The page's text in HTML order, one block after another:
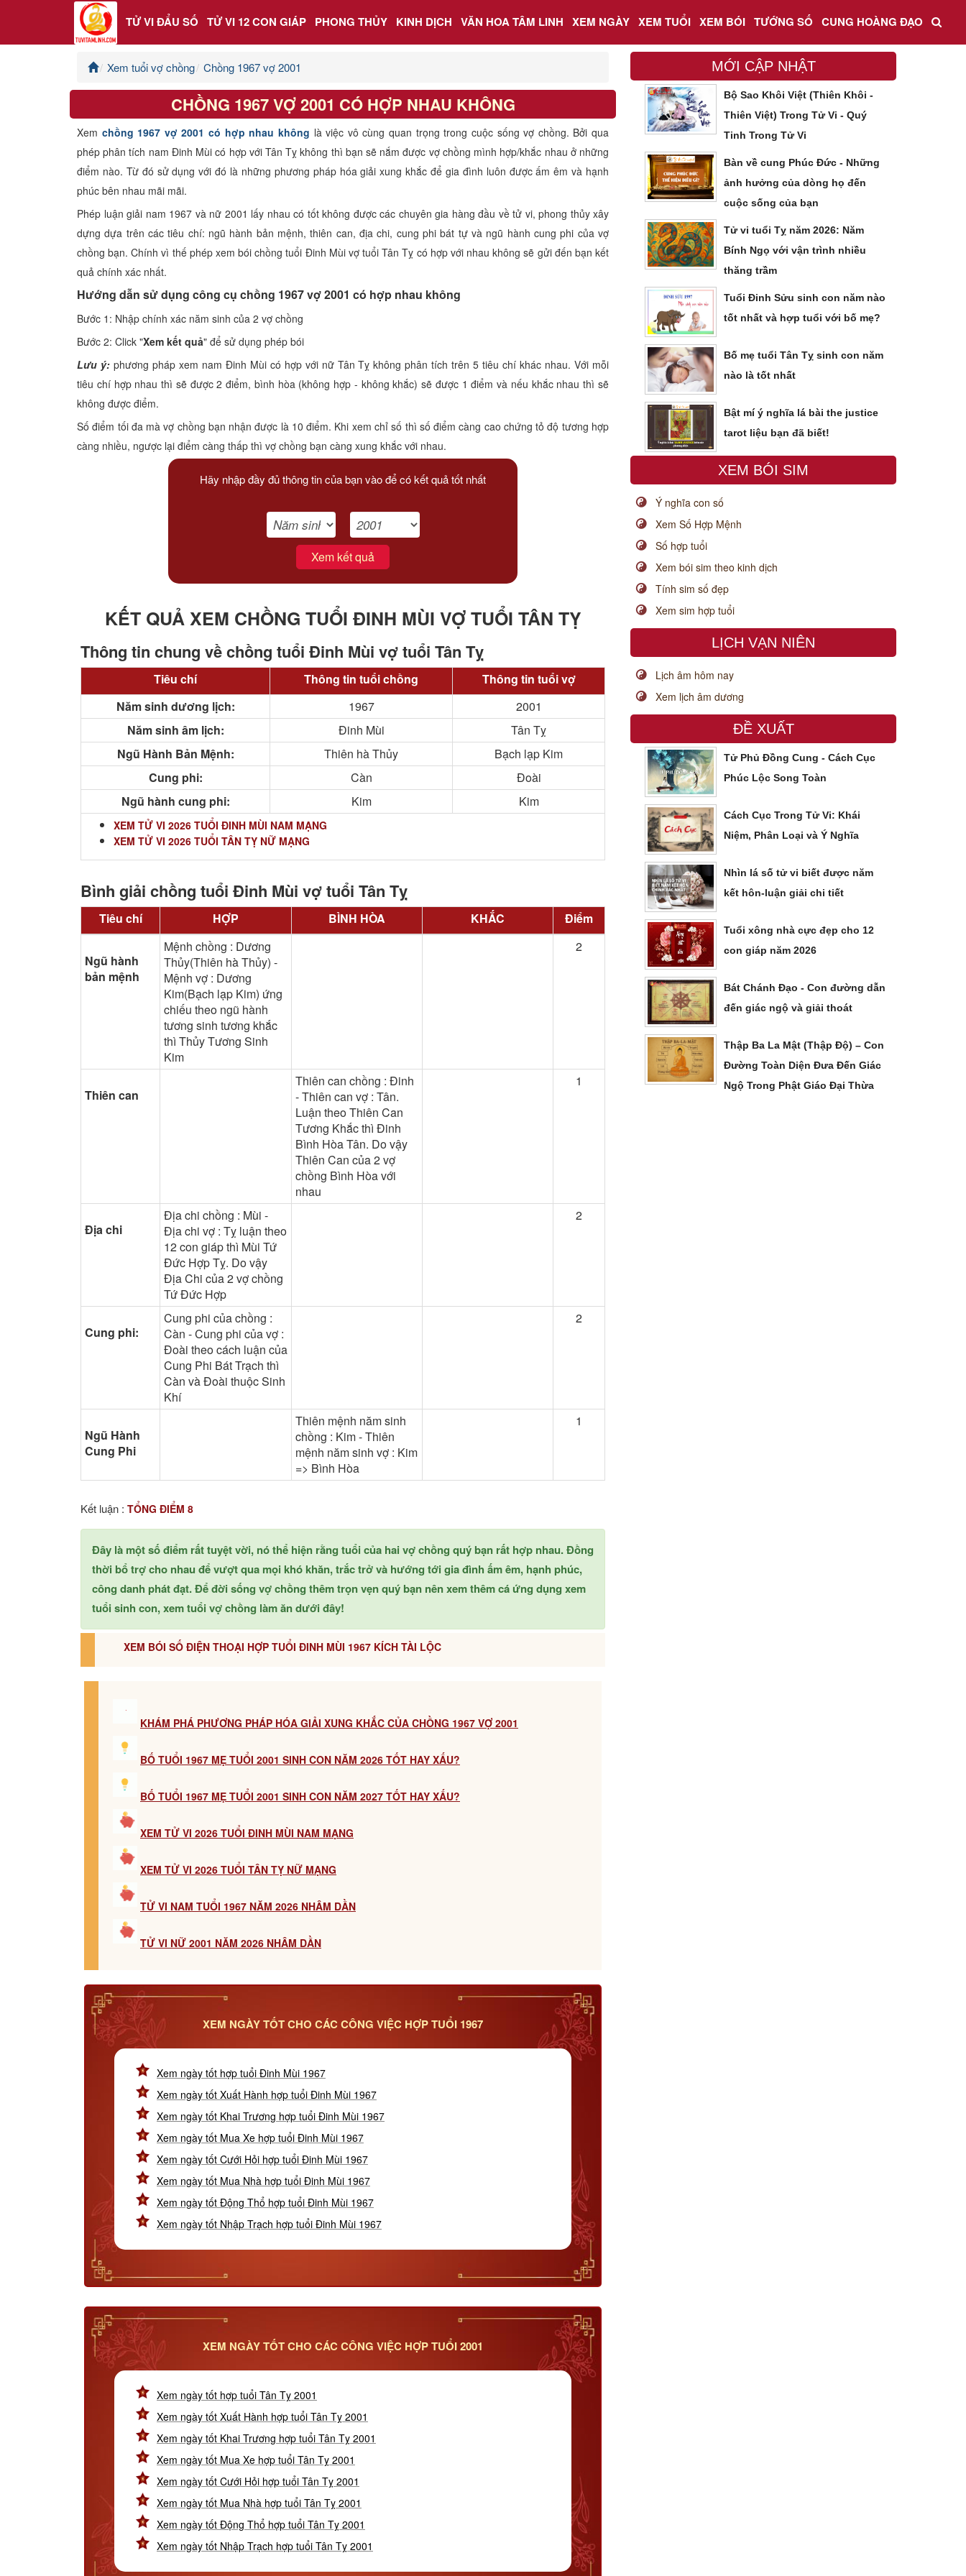
TỬ VI ĐẨU SỐ TỬ VI 12 CON GIÁP PHONG THỦY KINH DỊCH VĂN HOA TÂM LINH XEM NGÀY XEM TUỔI XEM BÓI TƯỚNG SỐ CUNG HOÀNG ĐẠO
Tử Vi Đẩu Số
Tử Vi 12 Con Giáp
Văn Hoa Tâm linh
Cung hoàng đạo
Xem tuổi vợ chồng Chồng 1967 vợ 2001
CHỒNG 1967 VỢ 2001 CÓ HỢP NHAU KHÔNG
Xem chồng 1967 vợ 2001 có hợp nhau không là việc vô cùng quan trọng trong cuộc sống vợ chồng. Bởi qua
phép phân tích nam Đinh Mùi có hợp với Tân Tỵ không thì bạn sẽ nắm được vợ chồng mình hợp/khắc nhau ở những
điểm nào. Từ đó sử dụng với đó là những phương pháp hóa giải xung khắc để gia đình luôn được ấm êm và hạnh
phúc bên nhau mãi mãi.
Phép luận giải nam 1967 và nữ 2001 lấy nhau có tốt không được các chuyên gia hàng đầu về tử vi, phong thủy xây
dựng dựa trên các tiêu chí: ngũ hành bản mệnh, thiên can, địa chi, cung phi bát tự và ngũ hành cung phi của vợ
chồng bạn. Chính vì thế phép xem bói chồng tuổi Đinh Mùi vợ tuổi Tân Tỵ có hợp với nhau không sẽ gửi đến bạn kết
quả chính xác nhất.
Hướng dẫn sử dụng công cụ chồng 1967 vợ 2001 có hợp nhau không
Bước 1: Nhập chính xác năm sinh của 2 vợ chồng
Bước 2: Click "Xem kết quả" để sử dụng phép bói
Lưu ý:phương pháp xem nam Đinh Mùi có hợp với nữ Tân Tỵ không phân tích trên 5 tiêu chí khác nhau. Với mỗi
tiêu chí hợp nhau thì sẽ được 2 điểm, bình hòa (không hợp - không khắc) sẽ được 1 điểm và nếu khắc nhau thì sẽ
không được điểm.
Số điểm tối đa mà vợ chồng bạn nhận được là 10 điểm. Khi xem chỉ số thì số điểm càng cao chứng tỏ độ tương hợp
càng nhiều, ngược lại điểm càng thấp thì vợ chồng bạn càng xung khắc với nhau.
Hãy nhập đầy đủ thông tin của bạn vào để có kết quả tốt nhất
Xem kết quả
KẾT QUẢ XEM CHỒNG TUỔI ĐINH MÙI VỢ TUỔI TÂN TỴ
Thông tin chung về chồng tuổi Đinh Mùi vợ tuổi Tân Tỵ
Tiêu chí Thông tin tuổi chồng
Thông tin tuổi vợ
Năm sinh dương lịch:
1967
2001
Năm sinh âm lịch:
Đinh Mùi
Tân Tỵ
Ngũ Hành Bản Mệnh:
Thiên hà Thủy
Bạch lạp Kim
Cung phi:
Càn
Đoài
Ngũ hành cung phi:
Kim Kim
XEM TỬ VI 2026 TUỔI ĐINH MÙI NAM MẠNG
XEM TỬ VI 2026 TUỔI TÂN TỴ NỮ MẠNG
Bình giải chồng tuổi Đinh Mùi vợ tuổi Tân Tỵ
Tiêu chí HỢP BÌNH HÒA KHẮC Điểm
Ngũ hành
bản mệnh
Mệnh chồng : Dương
Thủy(Thiên hà Thủy) -
Mệnh vợ : Dương
Kim(Bạch lạp Kim) ứng
chiếu theo ngũ hành
tương sinh tương khắc
thì Thủy Tương Sinh
Kim
2
Thiên can
Thiên can chồng : Đinh
- Thiên can vợ : Tân.
Luận theo Thiên Can
Tương Khắc thì Đinh
Bình Hòa Tân. Do vậy
Thiên Can của 2 vợ
chồng Bình Hòa với
nhau
1
Địa chi
Địa chi chồng : Mùi -
Địa chi vợ : Tỵ luận theo
12 con giáp thì Mùi Tứ
Đức Hợp Tỵ. Do vậy
Địa Chi của 2 vợ chồng
Tứ Đức Hợp
2
Cung phi:
Cung phi của chồng :
Càn - Cung phi của vợ :
Đoài theo cách luận của
Cung Phi Bát Trạch thì
Càn và Đoài thuộc Sinh
Khí
2
Ngũ Hành
Cung Phi
Thiên mệnh năm sinh
chồng : Kim - Thiên
mệnh năm sinh vợ : Kim
=> Bình Hòa
1
Kết luận : TỔNG ĐIỂM 8
Đây là một số điểm rất tuyệt vời, nó thể hiện rằng tuổi của hai vợ chồng quý bạn rất hợp nhau. Đồng
thời bổ trợ cho nhau để vượt qua mọi khó khăn, trắc trở và hướng tới gia đình ấm êm, hạnh phúc,
công danh phát đạt. Để đời sống vợ chồng thêm trọn vẹn quý bạn nên xem thêm cá ứng dụng xem
tuổi sinh con, xem tuổi vợ chồng làm ăn dưới đây!
XEM BÓI SỐ ĐIỆN THOẠI HỢP TUỔI ĐINH MÙI 1967 KÍCH TÀI LỘC
KHÁM PHÁ PHƯƠNG PHÁP HÓA GIẢI XUNG KHẮC CỦA CHỒNG 1967 VỢ 2001
BỐ TUỔI 1967 MẸ TUỔI 2001 SINH CON NĂM 2026 TỐT HAY XẤU?
BỐ TUỔI 1967 MẸ TUỔI 2001 SINH CON NĂM 2027 TỐT HAY XẤU?
XEM TỬ VI 2026 TUỔI ĐINH MÙI NAM MẠNG
XEM TỬ VI 2026 TUỔI TÂN TỴ NỮ MẠNG
TỬ VI NAM TUỔI 1967 NĂM 2026 NHÂM DẦN
TỬ VI NỮ 2001 NĂM 2026 NHÂM DẦN
XEM NGÀY TỐT CHO CÁC CÔNG VIỆC HỢP TUỔI 1967
Xem ngày tốt hợp tuổi Đinh Mùi 1967
Xem ngày tốt Xuất Hành hợp tuổi Đinh Mùi 1967
Xem ngày tốt Khai Trương hợp tuổi Đinh Mùi 1967
Xem ngày tốt Mua Xe hợp tuổi Đinh Mùi 1967
Xem ngày tốt Cưới Hỏi hợp tuổi Đinh Mùi 1967
Xem ngày tốt Mua Nhà hợp tuổi Đinh Mùi 1967
Xem ngày tốt Động Thổ hợp tuổi Đinh Mùi 1967
Xem ngày tốt Nhập Trạch hợp tuổi Đinh Mùi 1967
XEM NGÀY TỐT CHO CÁC CÔNG VIỆC HỢP TUỔI 2001
Xem ngày tốt hợp tuổi Tân Tỵ 2001
Xem ngày tốt Xuất Hành hợp tuổi Tân Tỵ 2001
Xem ngày tốt Khai Trương hợp tuổi Tân Tỵ 2001
Xem ngày tốt Mua Xe hợp tuổi Tân Tỵ 2001
Xem ngày tốt Cưới Hỏi hợp tuổi Tân Tỵ 2001
Xem ngày tốt Mua Nhà hợp tuổi Tân Tỵ 2001
Xem ngày tốt Động Thổ hợp tuổi Tân Tỵ 2001
Xem ngày tốt Nhập Trạch hợp tuổi Tân Tỵ 2001
MỚI CẬP NHẬT
Bộ Sao Khôi Việt (Thiên Khôi -
Thiên Việt) Trong Tử Vi - Quý
Tinh Trong Tử Vi
Bàn về cung Phúc Đức - Những
ảnh hưởng của dòng họ đến
cuộc sống của bạn
Tử vi tuổi Tỵ năm 2026: Năm
Bính Ngọ với vận trình nhiều
thăng trầm
Tuổi Đinh Sửu sinh con năm nào
tốt nhất và hợp tuổi với bố mẹ?
Bố mẹ tuổi Tân Tỵ sinh con năm
nào là tốt nhất
Bật mí ý nghĩa lá bài the justice
tarot liệu bạn đã biết!
XEM BÓI SIM
Ý nghĩa con số
Xem Số Hợp Mệnh
Số hợp tuổi
Xem bói sim theo kinh dịch
Tính sim số đẹp
Xem sim hợp tuổi
LỊCH VẠN NIÊN
Lịch âm hôm nay
Xem lịch âm dương
ĐỀ XUẤT
Tử Phủ Đồng Cung - Cách Cục
Phúc Lộc Song Toàn
Cách Cục Trong Tử Vi: Khái
Niệm, Phân Loại và Ý Nghĩa
Nhìn lá số tử vi biết được năm
kết hôn-luận giải chi tiết
Tuổi xông nhà cực đẹp cho 12
con giáp năm 2026
Bát Chánh Đạo - Con đường dẫn
đến giác ngộ và giải thoát
Thập Ba La Mật (Thập Độ) – Con
Đường Toàn Diện Đưa Đến Giác
Ngộ Trong Phật Giáo Đại Thừa